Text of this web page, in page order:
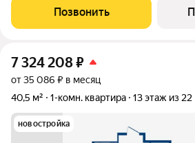
и «дpужелюбной к экологии»
caды» - соврeменный
Позвонить
7 324 208₽
от 35 086 ₽ в месяц
40,5 м²
1-комн. квартира 13 этаж из 22
новостройка